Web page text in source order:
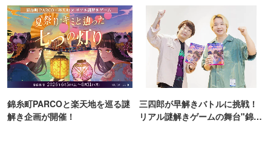
錦糸町PARCOと楽天地を巡る謎
解き企画が開催！
三四郎が早解きバトルに挑戦！
リアル謎解きゲームの舞台"錦糸